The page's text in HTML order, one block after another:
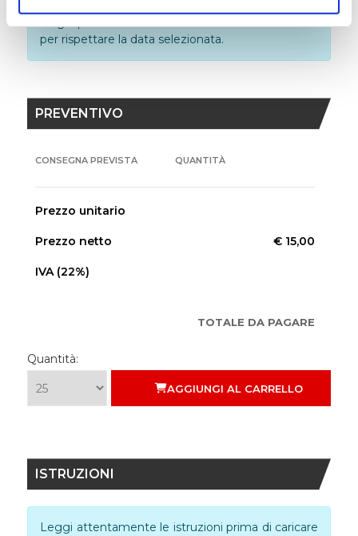
per rispettare la data selezionata.
PREVENTIVO
CONSEGNA PREVISTA QUANTITÀ
Prezzo unitario
Prezzo netto € 15,00
IVA (22%)
TOTALE DA PAGARE
Quantità:
AGGIUNGI AL CARRELLO
ISTRUZIONI
Leggi attentamente le istruzioni prima di caricare